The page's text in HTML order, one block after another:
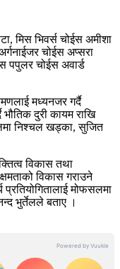
मिस भिवर्स चोईस अमीशा
चोईस अप्सरा
पपुलर चोईस अवार्ड
मध्यनजर गर्दै
दुरी कायम राखि
निश्चल खड्का, सुजित
विकास तथा
विकास गराउने
प्रतियोगितालाई मोफसलमा
भुर्तेलले बताए ।